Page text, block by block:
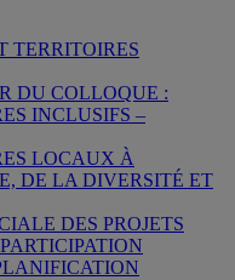
TERRITOIRES
DU COLLOQUE :
INCLUSIFS –
LOCAUX À
DE LA DIVERSITÉ ET
DES PROJETS